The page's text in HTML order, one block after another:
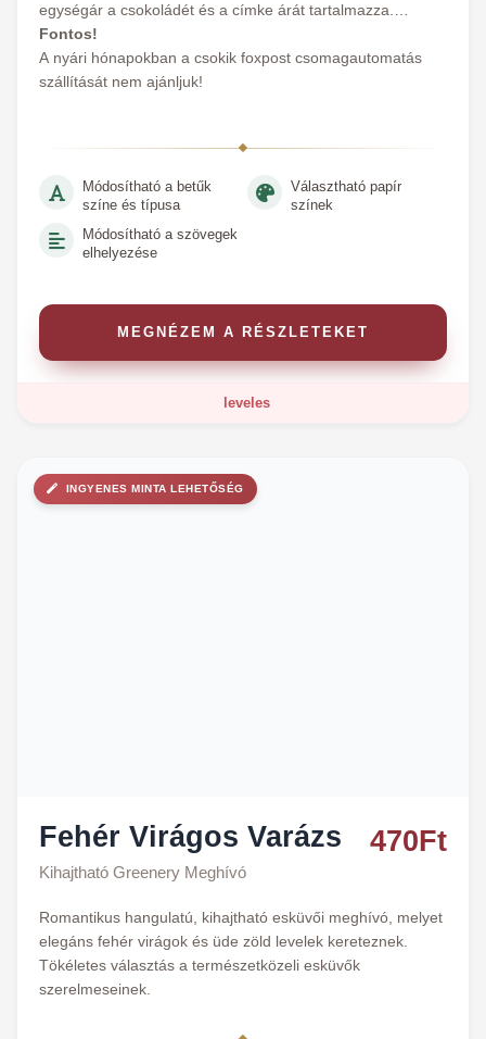
egységár a csokoládét és a címke árát tartalmazza.
Fontos!
A nyári hónapokban a csokik foxpost csomagautomatás
szállítását nem ajánljuk!
Módosítható a betűk
színe és típusa
Választható papír
színek
Módosítható a szövegek
elhelyezése
MEGNÉZEM A RÉSZLETEKET
leveles
INGYENES MINTA LEHETŐSÉG
Fehér Virágos Varázs
Kihajtható Greenery Meghívó
470Ft
Romantikus hangulatú, kihajtható esküvői meghívó, melyet
elegáns fehér virágok és üde zöld levelek kereteznek.
Tökéletes választás a természetközeli esküvők
szerelmeseinek.